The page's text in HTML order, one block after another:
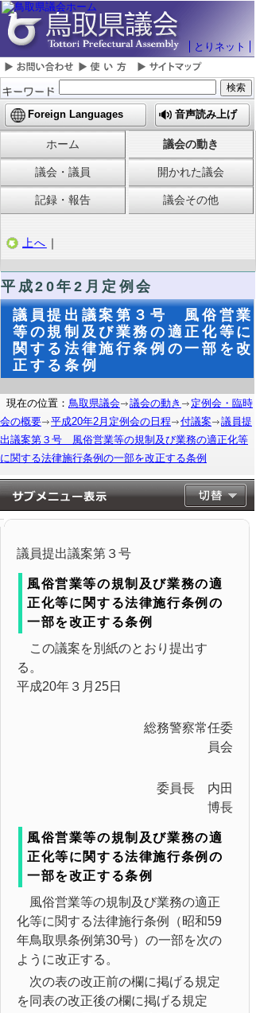
とりネット
Foreign Languages 音声読み上げ
ホーム 議会の動き
議会・議員 開かれた議会
記録・報告 議会その他
上へ ｜
平成20年2月定例会
議員提出議案第３号 風俗営業
等の規制及び業務の適正化等に
関する法律施行条例の一部を改
正する条例
現在の位置： 鳥取県議会 議会の動き
定例会・臨時
会の概要
平成20年2月定例会の日程 付議案
議員提
出議案第３号 風俗営業等の規制及び業務の適正化等
に関する法律施行条例の一部を改正する条例
議員提出議案第３号
風俗営業等の規制及び業務の適
正化等に関する法律施行条例の
一部を改正する条例
この議案を別紙のとおり提出す
る。
平成20年３月25日
総務警察常任委
員会
委員長 内田
博長
風俗営業等の規制及び業務の適
正化等に関する法律施行条例の
一部を改正する条例
風俗営業等の規制及び業務の適正
化等に関する法律施行条例（昭和59
年鳥取県条例第30号）の一部を次の
ように改正する。
次の表の改正前の欄に掲げる規定
を同表の改正後の欄に掲げる規定